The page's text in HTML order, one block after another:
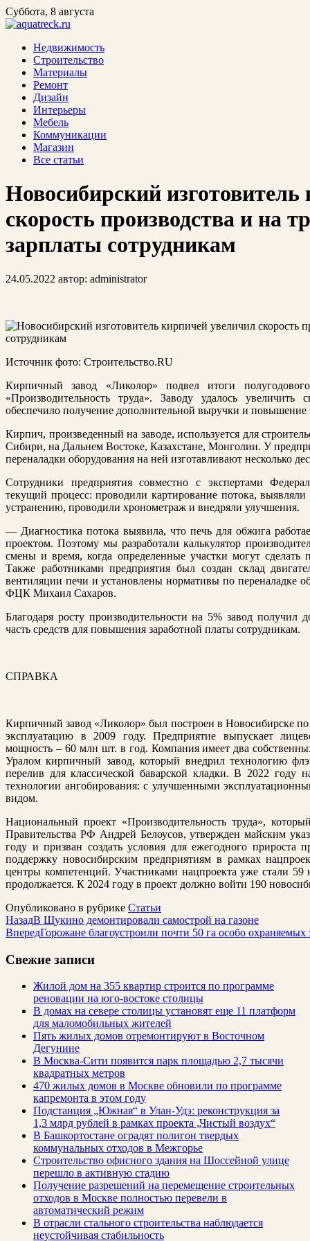
Суббота, 8 августа
Недвижимость
Строительство
Материалы
Ремонт
Дизайн
Интерьеры
Мебель
Коммуникации
Магазин
Все статьи
Новосибирский
скорость производства и на
зарплаты сотрудникам
24.05.2022 автор: administrator
Источник фото: Строительство.RU
Кирпичный завод «Ликолор» подвел итоги
«Производительность труда». Заводу удалось
обеспечило получение дополнительной выручки и повышение
Кирпич, произведенный на заводе, используется для
Сибири, на Дальнем Востоке, Казахстане, Монголии. У
переналадки оборудования на ней изготавливают несколько
Сотрудники предприятия совместно с экспертами
текущий процесс: проводили картирование потока,
устранению, проводили хронометраж и внедряли улучшения.
— Диагностика потока выявила, что печь для обжига
проектом. Поэтому мы разработали калькулятор
смены и время, когда определенные участки могут
Также работниками предприятия был создан склад
вентиляции печи и установлены нормативы по переналадке
ФЦК Михаил Сахаров.
Благодаря росту производительности на 5% завод получил
часть средств для повышения заработной платы сотрудникам.
СПРАВКА
Кирпичный завод «Ликолор» был построен в Новосибирске
эксплуатацию в 2009 году. Предприятие выпускает
мощность – 60 млн шт. в год. Компания имеет два
Уралом кирпичный завод, который внедрил технологию
перелив для классической баварской кладки. В 2022 году
технологии ангобирования: с улучшенными
видом.
Национальный проект «Производительность труда»,
Правительства РФ Андрей Белоусов, утвержден майским
году и призван создать условия для ежегодного прироста
поддержку новосибирским предприятиям в рамках
центры компетенций. Участниками нацпроекта уже стали
продолжается. К 2024 году в проект должно войти 190
Опубликовано в рубрике Статьи
НазадВ Щукино демонтировали самострой на газоне
ВпередГорожане благоустроили почти 50 га особо
Свежие записи
Жилой дом на 355 квартир строится по программе
реновации на юго-востоке столицы
В домах на севере столицы установят еще 11 платформ
для маломобильных жителей
Пять жилых домов отремонтируют в Восточном
Дегунине
В Москва-Сити появится парк площадью 2,7 тысячи
квадратных метров
470 жилых домов в Москве обновили по программе
капремонта в этом году
Подстанция „Южная“ в Улан‑Удэ: реконструкция за
1,3 млрд рублей в рамках проекта „Чистый воздух“
В Башкортостане оградят полигон твердых
коммунальных отходов в Межгорье
Строительство офисного здания на Шоссейной улице
перешло в активную стадию
Получение разрешений на перемещение строительных
отходов в Москве полностью перевели в
автоматический режим
В отрасли стального строительства наблюдается
неустойчивая стабильность